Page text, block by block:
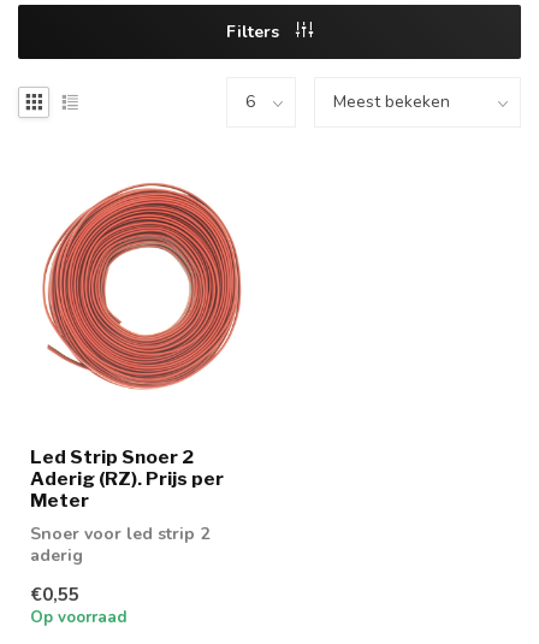
Filters
Led Strip Snoer 2
Aderig (RZ). Prijs per
Meter
Snoer voor led strip 2
aderig
€0,55
Op voorraad